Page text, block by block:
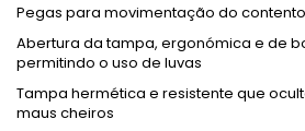
Pegas para movimentação do
Abertura da tampa, ergonómica e de
permitindo o uso de luvas
Tampa hermética e resistente que
maus cheiros